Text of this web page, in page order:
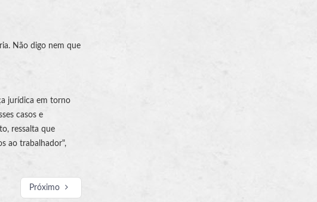
Não digo nem que
jurídica em torno
casos e
ressalta que
ao trabalhador",
Próximo